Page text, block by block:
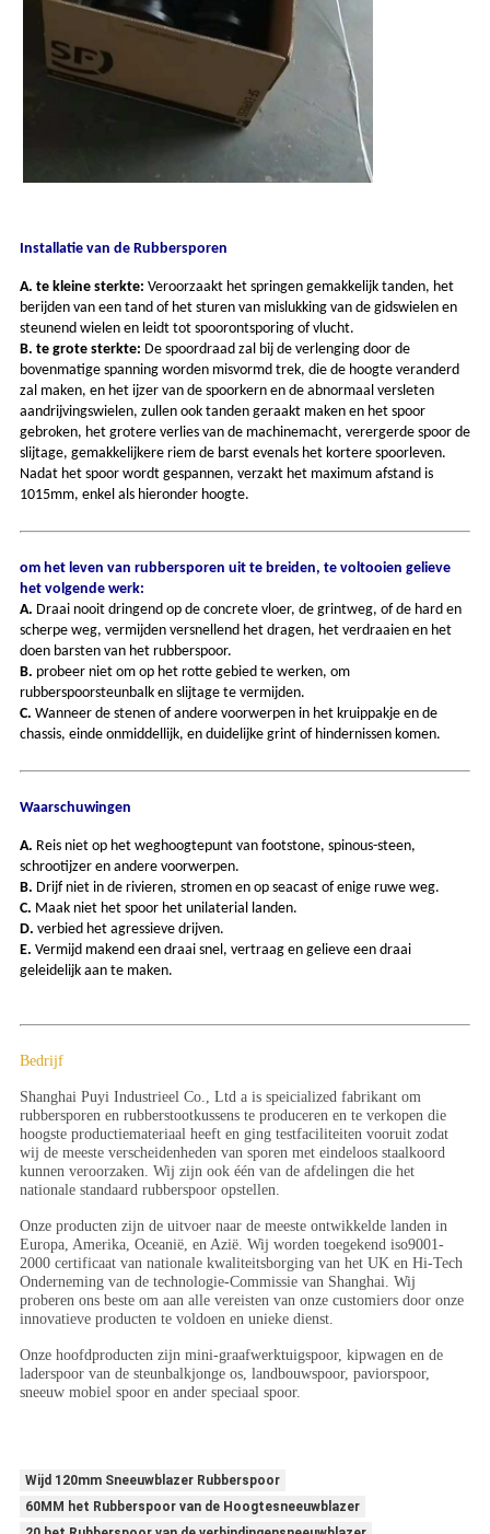
Installatie van de Rubbersporen
A. te kleine sterkte: Veroorzaakt het springen gemakkelijk tanden, het
berijden van een tand of het sturen van mislukking van de gidswielen en
steunend wielen en leidt tot spoorontsporing of vlucht.
B. te grote sterkte: De spoordraad zal bij de verlenging door de
bovenmatige spanning worden misvormd trek, die de hoogte veranderd
zal maken, en het ijzer van de spoorkern en de abnormaal versleten
aandrijvingswielen, zullen ook tanden geraakt maken en het spoor
gebroken, het grotere verlies van de machinemacht, verergerde spoor de
slijtage, gemakkelijkere riem de barst evenals het kortere spoorleven.
Nadat het spoor wordt gespannen, verzakt het maximum afstand is
1015mm, enkel als hieronder hoogte.
om het leven van rubbersporen uit te breiden, te voltooien gelieve
het volgende werk:
A. Draai nooit dringend op de concrete vloer, de grintweg, of de hard en
scherpe weg, vermijden versnellend het dragen, het verdraaien en het
doen barsten van het rubberspoor.
B. probeer niet om op het rotte gebied te werken, om
rubberspoorsteunbalk en slijtage te vermijden.
C. Wanneer de stenen of andere voorwerpen in het kruippakje en de
chassis, einde onmiddellijk, en duidelijke grint of hindernissen komen.
Waarschuwingen
A. Reis niet op het weghoogtepunt van footstone, spinous-steen,
schrootijzer en andere voorwerpen.
B. Drijf niet in de rivieren, stromen en op seacast of enige ruwe weg.
C. Maak niet het spoor het unilaterial landen.
D. verbied het agressieve drijven.
E. Vermijd makend een draai snel, vertraag en gelieve een draai
geleidelijk aan te maken.
Bedrijf
Shanghai Puyi Industrieel Co., Ltd a is speicialized fabrikant om
rubbersporen en rubberstootkussens te produceren en te verkopen die
hoogste productiemateriaal heeft en ging testfaciliteiten vooruit zodat
wij de meeste verscheidenheden van sporen met eindeloos staalkoord
kunnen veroorzaken. Wij zijn ook één van de afdelingen die het
nationale standaard rubberspoor opstellen.
Onze producten zijn de uitvoer naar de meeste ontwikkelde landen in
Europa, Amerika, Oceanië, en Azië. Wij worden toegekend iso9001-
2000 certificaat van nationale kwaliteitsborging van het UK en Hi-Tech
Onderneming van de technologie-Commissie van Shanghai. Wij
proberen ons beste om aan alle vereisten van onze customiers door onze
innovatieve producten te voldoen en unieke dienst.
Onze hoofdproducten zijn mini-graafwerktuigspoor, kipwagen en de
laderspoor van de steunbalkjonge os, landbouwspoor, paviorspoor,
sneeuw mobiel spoor en ander speciaal spoor.
Wijd 120mm Sneeuwblazer Rubberspoor
60MM het Rubberspoor van de Hoogtesneeuwblazer